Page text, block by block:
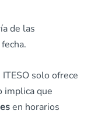
de las
solo ofrece
implica que
en horarios